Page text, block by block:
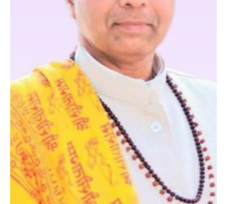
“वोकल फॉर लोकल” से “लोकल टू ग्लोबल” की ओर भारत
का बढ़ता कदम, 12 से 15 अगस्त तक भारत मंडपम में होगा
भव्य भारत व्यापार महोत्सव : हरीश गर्ग
August 6, 2026
सोलर एनर्जी वेंडर्स एसोसिएशन (सेवा) ने पंजाब में सौर
परियोजनाओं की बाधाओं को दूर करने के लिए पीएसपीसीएल
और एमएनआरई के उच्च अधिकारियों से की मुलाकात
City uday August 6, 2026